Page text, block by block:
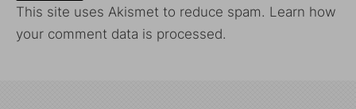
This site uses Akismet to reduce spam. Learn how
your comment data is processed.